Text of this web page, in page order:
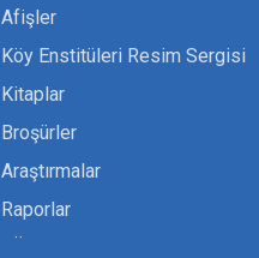
Afişler
Köy Enstitüleri Resim Sergisi
Kitaplar
Broşürler
Araştırmalar
Raporlar